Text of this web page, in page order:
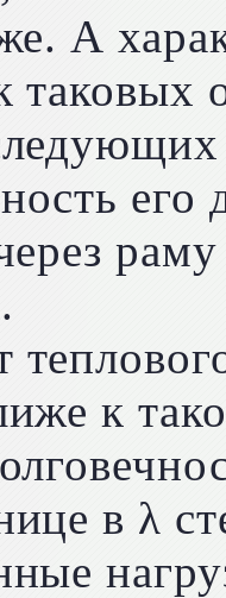
А
таковых
к
в λ